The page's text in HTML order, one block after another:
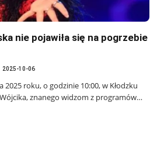
nie pojawiła się na pogrzebie
2025-10-06
roku, o godzinie 10:00, w Kłodzku
Wójcika, znanego widzom z programów…